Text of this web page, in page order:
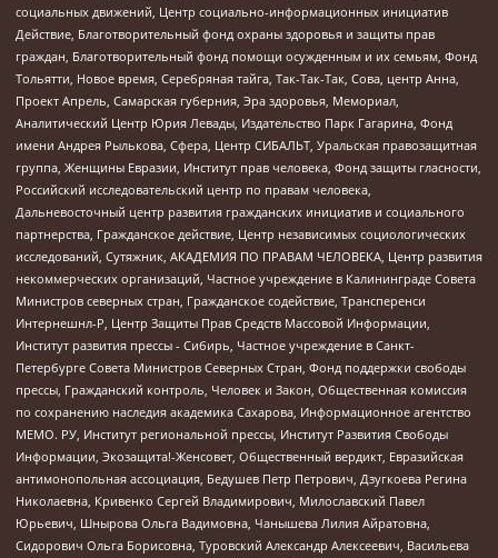
социальных движений, Центр социально-информационных инициатив
Действие, Благотворительный фонд охраны здоровья и защиты прав
граждан, Благотворительный фонд помощи осужденным и их семьям, Фонд
Тольятти, Новое время, Серебряная тайга, Так-Так-Так, Сова, центр Анна,
Проект Апрель, Самарская губерния, Эра здоровья, Мемориал,
Аналитический Центр Юрия Левады, Издательство Парк Гагарина, Фонд
имени Андрея Рылькова, Сфера, Центр СИБАЛЬТ, Уральская правозащитная
группа, Женщины Евразии, Институт прав человека, Фонд защиты гласности,
Российский исследовательский центр по правам человека,
Дальневосточный центр развития гражданских инициатив и социального
партнерства, Гражданское действие, Центр независимых социологических
исследований, Сутяжник, АКАДЕМИЯ ПО ПРАВАМ ЧЕЛОВЕКА, Центр развития
некоммерческих организаций, Частное учреждение в Калининграде Совета
Министров северных стран, Гражданское содействие, Трансперенси
Интернешнл-Р, Центр Защиты Прав Средств Массовой Информации,
Институт развития прессы - Сибирь, Частное учреждение в Санкт-
Петербурге Совета Министров Северных Стран, Фонд поддержки свободы
прессы, Гражданский контроль, Человек и Закон, Общественная комиссия
по сохранению наследия академика Сахарова, Информационное агентство
МЕМО. РУ, Институт региональной прессы, Институт Развития Свободы
Информации, Экозащита!-Женсовет, Общественный вердикт, Евразийская
антимонопольная ассоциация, Бедушев Петр Петрович, Дзугкоева Регина
Николаевна, Кривенко Сергей Владимирович, Милославский Павел
Юрьевич, Шнырова Ольга Вадимовна, Чанышева Лилия Айратовна,
Сидорович Ольга Борисовна, Туровский Александр Алексеевич, Васильева